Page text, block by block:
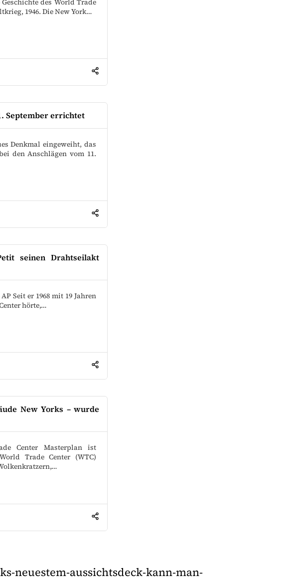
1946. Die New York…
September errichtet
Denkmal eingeweiht, das
den Anschlägen vom 11.
seinen Drahtseilakt
Seit er 1968 mit 19 Jahren
hörte,…
New Yorks – wurde
Center Masterplan ist
Trade Center (WTC)
neuestem-aussichtsdeck-kann-man-